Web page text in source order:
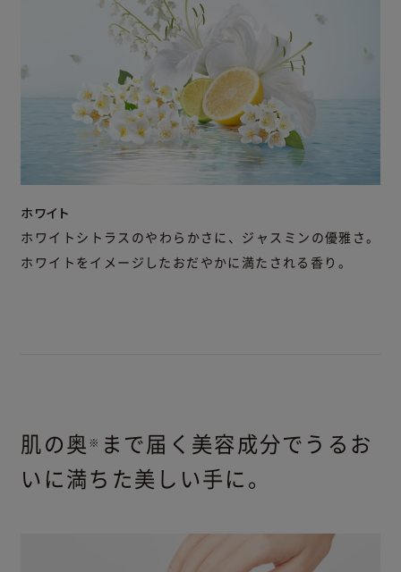
ホワイト
ホワイトシトラスのやわらかさに、ジャスミンの優雅さ。
ホワイトをイメージしたおだやかに満たされる香り。
肌の奥 ※
まで届く美容成分でうるお
いに満ちた美しい手に。